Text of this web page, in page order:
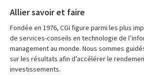
Allier savoir et faire
Fondée en 1976, CGI figure parmi les plus
de services-conseils en technologie de
management au monde. Nous sommes
sur les résultats afin d’accélérer le
investissements.